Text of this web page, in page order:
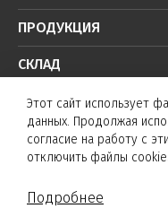
ПРОДУКЦИЯ
СКЛАД
РЕШЕНИЯ
ТЕХПОДДЕРЖКА
© K&T
©Создание
Этот сайт использует
данных. Продолжая
согласие на работу с
отключить файлы
Подробнее